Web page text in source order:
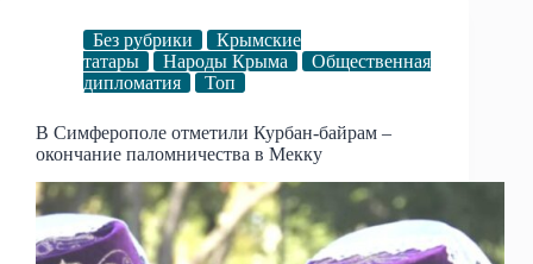
Без рубрики
Крымские
татары
Народы Крыма
Общественная
дипломатия
Топ
В Симферополе отметили Курбан-байрам –
окончание паломничества в Мекку